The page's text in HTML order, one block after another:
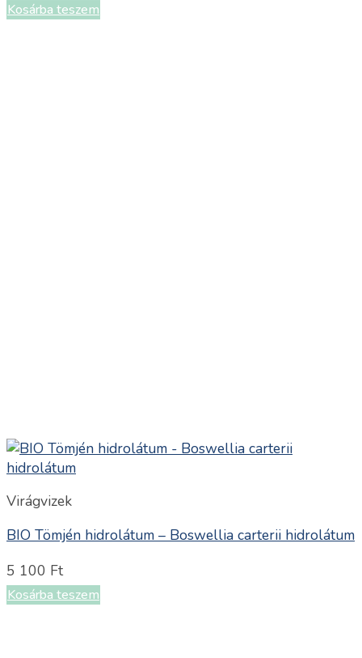
Kosárba teszem
Virágvizek
BIO Tömjén hidrolátum – Boswellia carterii hidrolátum
5 100 Ft
Kosárba teszem